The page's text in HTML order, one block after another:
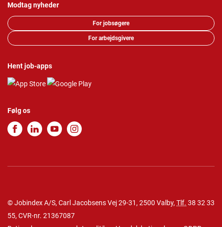
Modtag nyheder
For jobsøgere
For arbejdsgivere
Hent job-apps
Følg os
© Jobindex A/S, Carl Jacobsens Vej 29-31, 2500 Valby, Tlf. 38 32 33
55, CVR-nr. 21367087